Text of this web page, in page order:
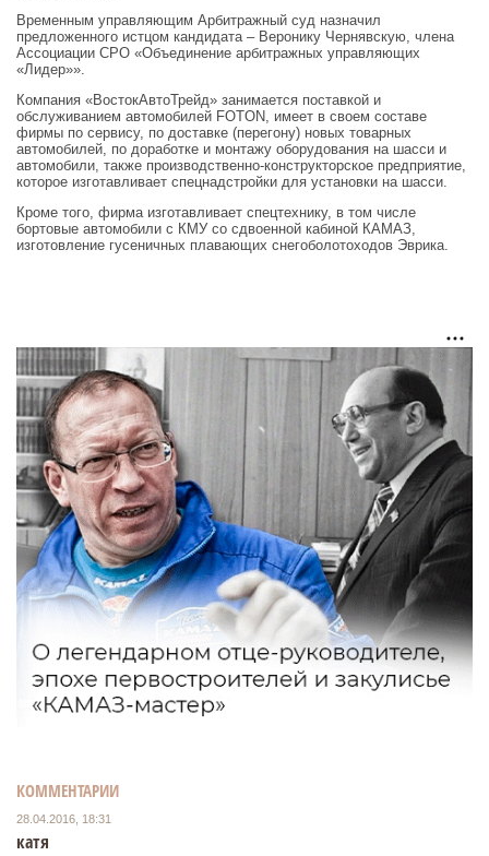
Временным управляющим Арбитражный суд назначил
предложенного истцом кандидата – Веронику Чернявскую, члена
Ассоциации СРО «Объединение арбитражных управляющих
«Лидер»».
Компания «ВостокАвтоТрейд» занимается поставкой и
обслуживанием автомобилей FOTON, имеет в своем составе
фирмы по сервису, по доставке (перегону) новых товарных
автомобилей, по доработке и монтажу оборудования на шасси и
автомобили, также производственно-конструкторское предприятие,
которое изготавливает спецнадстройки для установки на шасси.
Кроме того, фирма изготавливает спецтехнику, в том числе
бортовые автомобили с КМУ со сдвоенной кабиной КАМАЗ,
изготовление гусеничных плавающих снегоболотоходов Эврика.
КОММЕНТАРИИ
28.04.2016, 18:31
катя